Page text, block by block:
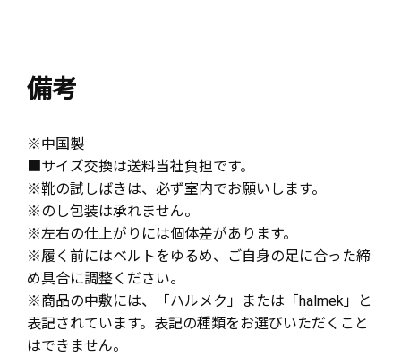
備考
※中国製
■サイズ交換は送料当社負担です。
※靴の試しばきは、必ず室内でお願いします。
※のし包装は承れません。
※左右の仕上がりには個体差があります。
※履く前にはベルトをゆるめ、ご自身の足に合った締
め具合に調整ください。
※商品の中敷には、「ハルメク」または「halmek」と
表記されています。表記の種類をお選びいただくこと
はできません。